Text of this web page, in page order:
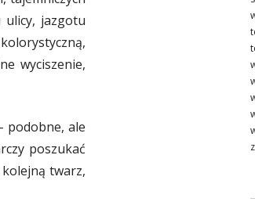
ulicy, jazgotu
wyciszenie,
podobne, ale
poszukać
twarz,